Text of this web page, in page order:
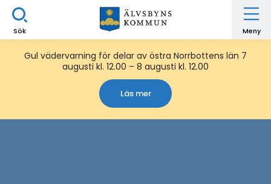
Sök Meny
Gul vädervarning för delar av östra Norrbottens län 7
augusti kl. 12.00 – 8 augusti kl. 12.00
Läs mer